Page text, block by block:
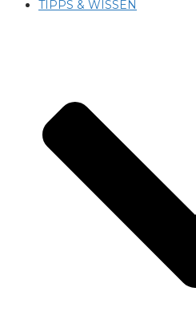
TIPPS & WISSEN